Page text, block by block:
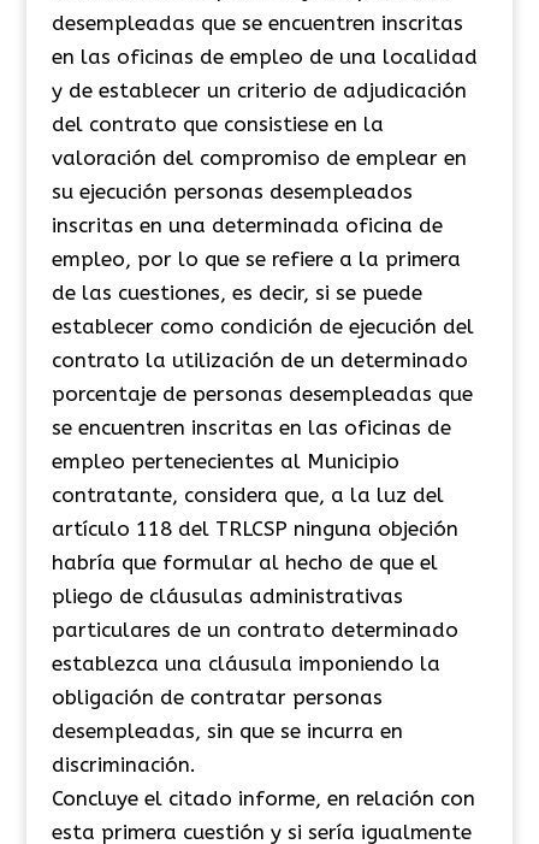
desempleadas que se encuentren inscritas
en las oficinas de empleo de una localidad
y de establecer un criterio de adjudicación
del contrato que consistiese en la
valoración del compromiso de emplear en
su ejecución personas desempleados
inscritas en una determinada oficina de
empleo, por lo que se refiere a la primera
de las cuestiones, es decir, si se puede
establecer como condición de ejecución del
contrato la utilización de un determinado
porcentaje de personas desempleadas que
se encuentren inscritas en las oficinas de
empleo pertenecientes al Municipio
contratante, considera que, a la luz del
artículo 118 del TRLCSP ninguna objeción
habría que formular al hecho de que el
pliego de cláusulas administrativas
particulares de un contrato determinado
establezca una cláusula imponiendo la
obligación de contratar personas
desempleadas, sin que se incurra en
discriminación.
Concluye el citado informe, en relación con
esta primera cuestión y si sería igualmente